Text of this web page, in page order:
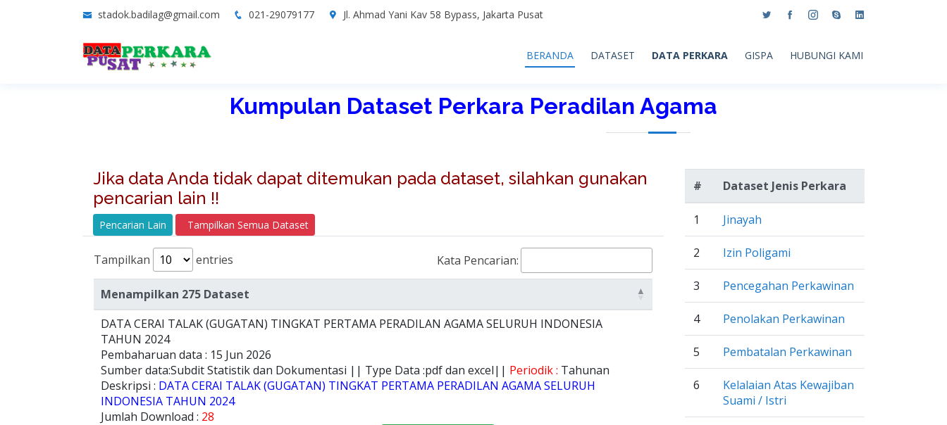
stadok.badilag@gmail.com 021-29079177 Jl. Ahmad Yani Kav 58 Bypass, Jakarta Pusat
BERANDA DATASET DATA PERKARA GISPA HUBUNGI KAMI
Kumpulan Dataset Perkara Peradilan Agama
Jika data Anda tidak dapat ditemukan pada dataset, silahkan gunakan
pencarian lain !!
Pencarian Lain Tampilkan Semua Dataset
Tampilkan entries Kata Pencarian:
Menampilkan 275 Dataset
DATA CERAI TALAK (GUGATAN) TINGKAT PERTAMA PERADILAN AGAMA SELURUH INDONESIA
TAHUN 2024
Pembaharuan data : 15 Jun 2026
Sumber data:Subdit Statistik dan Dokumentasi || Type Data :pdf dan excel|| Periodik : Tahunan
Deskripsi : DATA CERAI TALAK (GUGATAN) TINGKAT PERTAMA PERADILAN AGAMA SELURUH
INDONESIA TAHUN 2024
Jumlah Download : 28
# Dataset Jenis Perkara
1 Jinayah
2 Izin Poligami
3 Pencegahan Perkawinan
4 Penolakan Perkawinan
5 Pembatalan Perkawinan
6
Kelalaian Atas Kewajiban
Suami / Istri